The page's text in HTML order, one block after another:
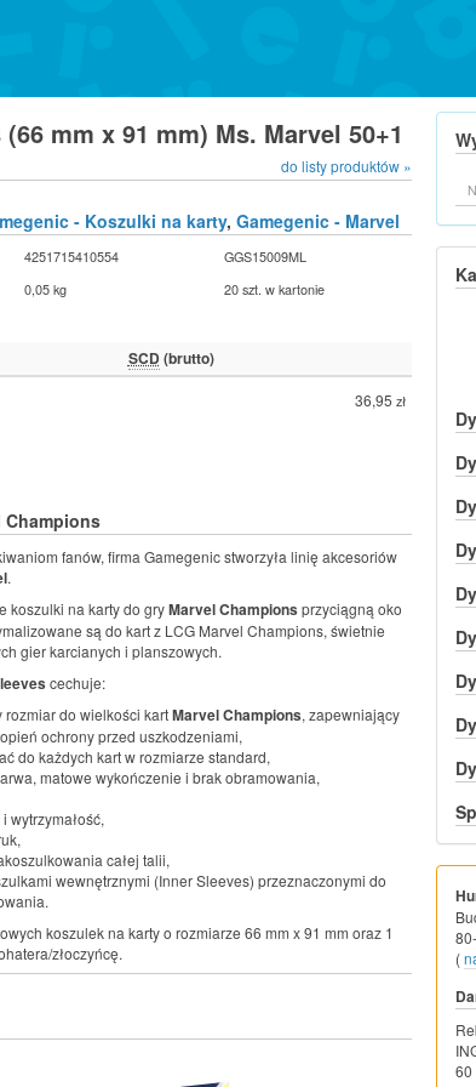
mm x 91 mm) Ms. Marvel 50+1
do listy produktów »
- Koszulki na karty, Gamegenic - Marvel
4251715410554
GGS15009ML
0,05 kg
20 szt. w kartonie
SCD (brutto)
36,95 zł
Champions
fanów, firma Gamegenic stworzyła linię akcesoriów
.
koszulki na karty do gryMarvel Champions przyciągną oko
są do kart z LCG Marvel Champions, świetnie
gier karcianych i planszowych.
cechuje:
do wielkości kartMarvel Champions, zapewniający
ochrony przed uszkodzeniami,
do każdych kart w rozmiarze standard,
matowe wykończenie i brak obramowania,
wytrzymałość,
całej talii,
wewnętrznymi (Inner Sleeves) przeznaczonymi do
koszulek na karty o rozmiarze 66 mm x 91 mm oraz 1
złoczyńcę.
(
60